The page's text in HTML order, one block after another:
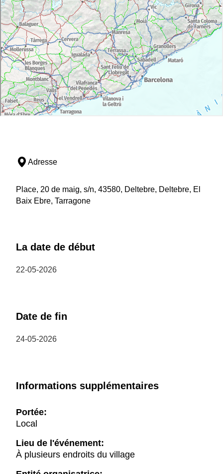
Adresse
Place, 20 de maig, s/n, 43580, Deltebre, Deltebre, El
Baix Ebre, Tarragone
La date de début
22-05-2026
Date de fin
24-05-2026
Informations supplémentaires
Portée:
Local
Lieu de l'événement:
À plusieurs endroits du village